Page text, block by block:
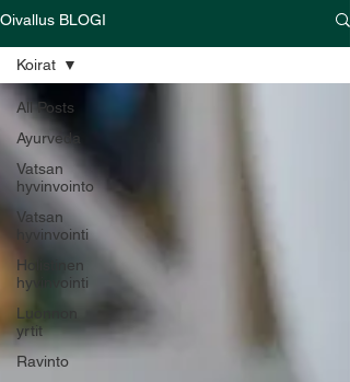
Oivallus BLOGI
All Posts
Ayurveda
Vatsan
hyvinvointo
Vatsan
hyvinvointi
Holistinen
hyvinvointi
Luonnon
yrtit
Ravinto
Koirat